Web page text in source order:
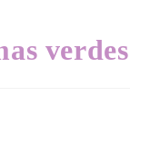
verdes